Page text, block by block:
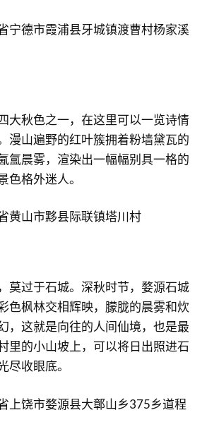
宁德市霞浦县牙城镇渡曹村杨家溪
大秋色之一，在这里可以一览诗情
漫山遍野的红叶簇拥着粉墙黛瓦的
氲晨雾，渲染出一幅幅别具一格的
色格外迷人。
黄山市黟县际联镇塔川村
莫过于石城。深秋时节，婺源石城
色枫林交相辉映，朦胧的晨雾和炊
，这就是向往的人间仙境，也是最
里的小山坡上，可以将日出照进石
尽收眼底。
上饶市婺源县大鄣山乡375乡道程